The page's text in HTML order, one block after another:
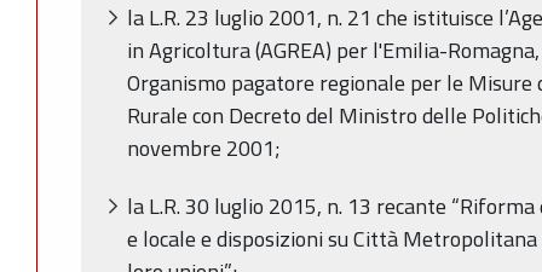
la L.R. 23 luglio 2001, n. 21 che istituisce
in Agricoltura (AGREA) per l'Emilia-
Organismo pagatore regionale per le
Rurale con Decreto del Ministro delle
novembre 2001;
la L.R. 30 luglio 2015, n. 13 recante
e locale e disposizioni su Città